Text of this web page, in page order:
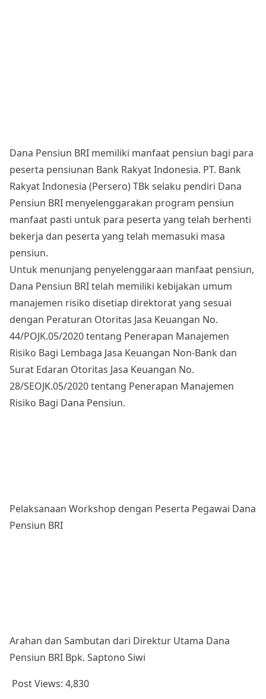
Dana Pensiun BRI memiliki manfaat pensiun bagi para
peserta pensiunan Bank Rakyat Indonesia. PT. Bank
Rakyat Indonesia (Persero) TBk selaku pendiri Dana
Pensiun BRI menyelenggarakan program pensiun
manfaat pasti untuk para peserta yang telah berhenti
bekerja dan peserta yang telah memasuki masa
pensiun.
Untuk menunjang penyelenggaraan manfaat pensiun,
Dana Pensiun BRI telah memiliki kebijakan umum
manajemen risiko disetiap direktorat yang sesuai
dengan Peraturan Otoritas Jasa Keuangan No.
44/POJK.05/2020 tentang Penerapan Manajemen
Risiko Bagi Lembaga Jasa Keuangan Non-Bank dan
Surat Edaran Otoritas Jasa Keuangan No.
28/SEOJK.05/2020 tentang Penerapan Manajemen
Risiko Bagi Dana Pensiun.
Pelaksanaan Workshop dengan Peserta Pegawai Dana
Pensiun BRI
Arahan dan Sambutan dari Direktur Utama Dana
Pensiun BRI Bpk. Saptono Siwi
Post Views: 4,830